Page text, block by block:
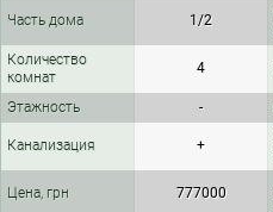
Часть дома 1/2
Количество
комнат
4
Этажность -
Канализация +
Цена, грн 777000